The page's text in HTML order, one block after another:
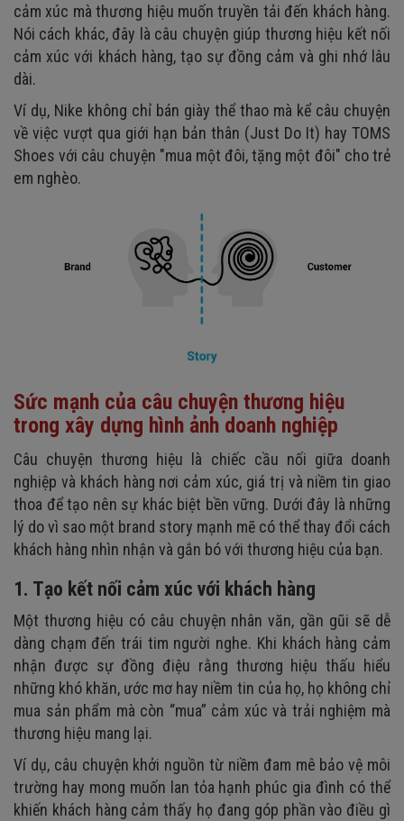
6. Câu chuyện thương hiệu Apple
cảm xúc mà thương hiệu muốn truyền tải đến khách hàng.
Nói cách khác, đây là câu chuyện giúp thương hiệu kết nối
cảm xúc với khách hàng, tạo sự đồng cảm và ghi nhớ lâu
dài.
Ví dụ, Nike không chỉ bán giày thể thao mà kể câu chuyện
về việc vượt qua giới hạn bản thân (Just Do It) hay TOMS
Shoes với câu chuyện "mua một đôi, tặng một đôi" cho trẻ
em nghèo.
Sức mạnh của câu chuyện thương hiệu
trong xây dựng hình ảnh doanh nghiệp
Câu chuyện thương hiệu là chiếc cầu nối giữa doanh
nghiệp và khách hàng nơi cảm xúc, giá trị và niềm tin giao
thoa để tạo nên sự khác biệt bền vững. Dưới đây là những
lý do vì sao một brand story mạnh mẽ có thể thay đổi cách
khách hàng nhìn nhận và gắn bó với thương hiệu của bạn.
1. Tạo kết nối cảm xúc với khách hàng
Một thương hiệu có câu chuyện nhân văn, gần gũi sẽ dễ
dàng chạm đến trái tim người nghe. Khi khách hàng cảm
nhận được sự đồng điệu rằng thương hiệu thấu hiểu
những khó khăn, ước mơ hay niềm tin của họ, họ không chỉ
mua sản phẩm mà còn “mua” cảm xúc và trải nghiệm mà
thương hiệu mang lại.
Ví dụ, câu chuyện khởi nguồn từ niềm đam mê bảo vệ môi
trường hay mong muốn lan tỏa hạnh phúc gia đình có thể
khiến khách hàng cảm thấy họ đang góp phần vào điều gì